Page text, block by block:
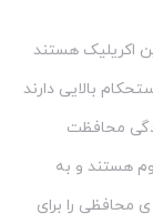
اکریلیک هستند
بالایی دارند
محافظت
هستند و به
ی محافظی را برای